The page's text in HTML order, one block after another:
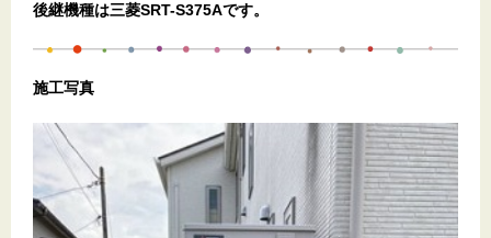
後継機種は三菱SRT-S375Aです。
施工写真